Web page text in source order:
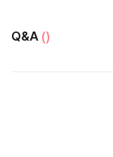
Q&A ()